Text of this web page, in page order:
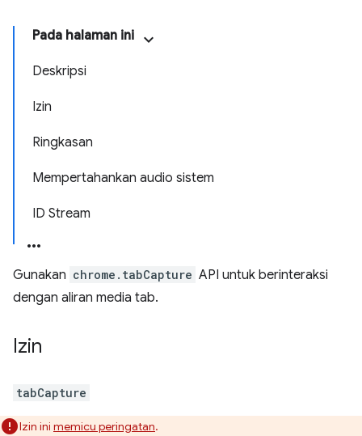
Pada halaman ini
Deskripsi
Izin
Ringkasan
Mempertahankan audio sistem
ID Stream
Gunakan chrome.tabCapture API untuk berinteraksi
dengan aliran media tab.
Izin
tabCapture
Izin ini memicu peringatan.